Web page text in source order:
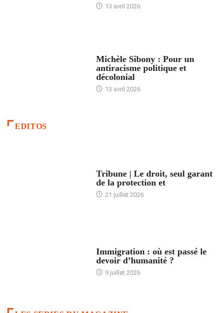
13 avril 2026
Michèle Sibony : Pour un
antiracisme politique et
décolonial
13 avril 2026
EDITOS
Tribune | Le droit, seul garant
de la protection et
21 juillet 2026
Immigration : où est passé le
devoir d’humanité ?
9 juillet 2026